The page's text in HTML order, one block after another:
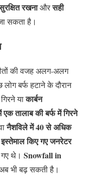
रखनाऔरसही
सकता है।
की वजह अलग-अलग
बर्फ हटाने के दौरान
याकार्बन
तालाब की बर्फ में गिरने
नैशविले में 40 से अधिक
किए गए जनरेटर
थे। Snowfall in
भी बढ़ सकती है।